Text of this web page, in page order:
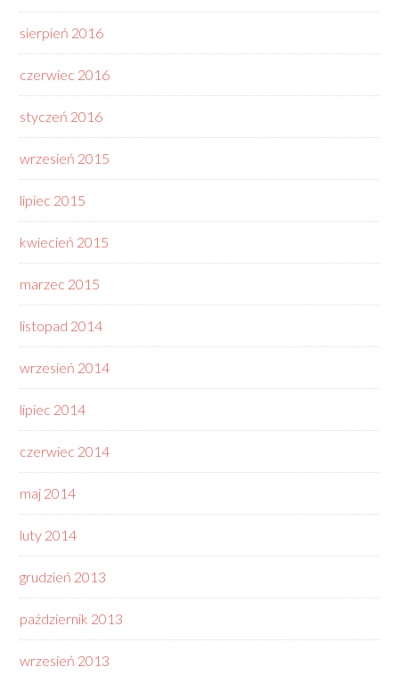
sierpień 2016
czerwiec 2016
styczeń 2016
wrzesień 2015
lipiec 2015
kwiecień 2015
marzec 2015
listopad 2014
wrzesień 2014
lipiec 2014
czerwiec 2014
maj 2014
luty 2014
grudzień 2013
październik 2013
wrzesień 2013